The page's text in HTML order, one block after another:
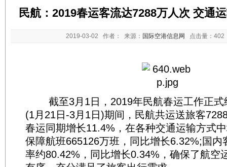
民航：2019春运客流达7288万人次 交通
2019-03-02 作者： 来源： 国际空港信息网 点击量：
截至3月1日，2019年民航春运工作正式
(1月21日-3月1日)期间，民航共运送旅客
春运同期增长11.4%，在各种交通运输方式
保障航班665126万班，同比增长6.32%;国内
率约80.42%，同比增长0.34%，确保了航空